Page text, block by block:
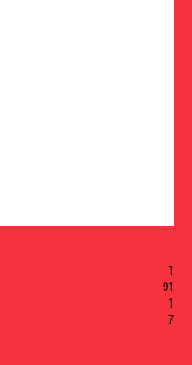
1
91
1
7